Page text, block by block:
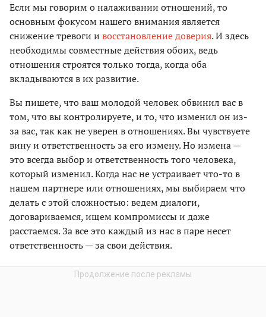
Если мы говорим о налаживании отношений, то
основным фокусом нашего внимания является
снижение тревоги и восстановление доверия. И здесь
необходимы совместные действия обоих, ведь
отношения строятся только тогда, когда оба
вкладываются в их развитие.
Вы пишете, что ваш молодой человек обвинил вас в
том, что вы контролируете, и то, что изменил он из-
за вас, так как не уверен в отношениях. Вы чувствуете
вину и ответственность за его измену. Но измена —
это всегда выбор и ответственность того человека,
который изменил. Когда нас не устраивает что-то в
нашем партнере или отношениях, мы выбираем что
делать с этой сложностью: ведем диалоги,
договариваемся, ищем компромиссы и даже
расстаемся. За все это каждый из нас в паре несет
ответственность — за свои действия.